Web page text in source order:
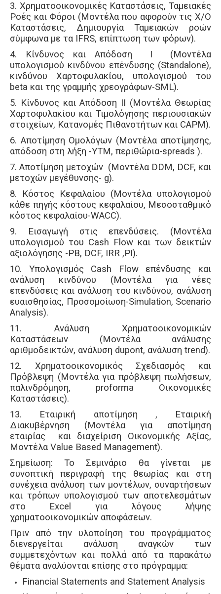
3. Χρηματοοικονομικές Καταστάσεις, Ταμειακές
Ροές και Φόροι (Μοντέλα που αφορούν τις Χ/Ο
Καταστάσεις, Δημιουργία Ταμειακών ροών
σύμφωνα με τα IFRS, επίπτωση των φόρων).
4. Κίνδυνος και Απόδοση Ι (Μοντέλα
υπολογισμού κινδύνου επένδυσης (Standalone),
κινδύνου Χαρτοφυλακίου, υπολογισμού του
beta και της γραμμής χρεογράφων-SML).
5. Κίνδυνος και Απόδοση ΙΙ (Μοντέλα Θεωρίας
Χαρτοφυλακίου και Τιμολόγησης περιουσιακών
στοιχείων, Κατανομές Πιθανοτήτων και CAPM).
6. Αποτίμηση Ομολόγων (Μοντέλα αποτίμησης,
απόδοση στη λήξη -YTM, περιθώρια-spreads ).
7. Αποτίμηση μετοχών (Μοντέλα DDM, DCF, και
μετοχών μεγέθυνσης- g).
8. Κόστος Κεφαλαίου (Μοντέλα υπολογισμού
κάθε πηγής κόστους κεφαλαίου, Μεσοσταθμικό
κόστος κεφαλαίου-WACC).
9. Εισαγωγή στις επενδύσεις. (Μοντέλα
υπολογισμού του Cash Flow και των δεικτών
αξιολόγησης -PB, DCF, IRR ,PI).
10. Υπολογισμός Cash Flow επένδυσης και
ανάλυση κινδύνου (Μοντέλα για νέες
επενδύσεις και ανάλυση του κινδύνου, ανάλυση
ευαισθησίας, Προσομοίωση-Simulation, Scenario
Analysis).
11. Ανάλυση Χρηματοοικονομικών
Καταστάσεων (Μοντέλα ανάλυσης
αριθμοδεικτών, ανάλυση dupont, ανάλυση trend).
12. Χρηματοοικονομικός Σχεδιασμός και
Πρόβλεψη (Μοντέλα για πρόβλεψη πωλήσεων,
παλινδρόμηση, proforma Οικονομικές
Καταστάσεις).
13. Εταιρική αποτίμηση , Εταιρική
Διακυβέρνηση (Μοντέλα για αποτίμηση
εταιρίας και διαχείριση Οικονομικής Αξίας,
Μοντέλα Value Based Management).
Σημείωση: Το Σεμινάριο θα γίνεται με
συνοπτική περιγραφή της θεωρίας και στη
συνέχεια ανάλυση των μοντέλων, συναρτήσεων
και τρόπων υπολογισμού των αποτελεσμάτων
στο Excel για λόγους λήψης
χρηματοοικονομικών αποφάσεων.
Πριν από την υλοποίηση του προγράμματος
διενεργείται ανάλυση αναγκών των
συμμετεχόντων και πολλά από τα παρακάτω
θέματα αναλύονται επίσης στο πρόγραμμα:
Financial Statements and Statement Analysis